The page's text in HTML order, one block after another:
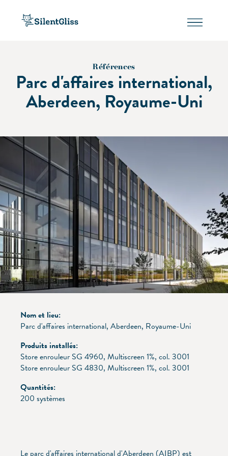
Références
Parc d'affaires international,
Aberdeen, Royaume-Uni
Nom et lieu:
Parc d'affaires international, Aberdeen, Royaume-Uni
Produits installés:
Store enrouleur SG 4960, Multiscreen 1%, col. 3001
Store enrouleur SG 4830, Multiscreen 1%, col. 3001
Quantités:
200 systèmes
Le parc d'affaires international d'Aberdeen (AIBP) est